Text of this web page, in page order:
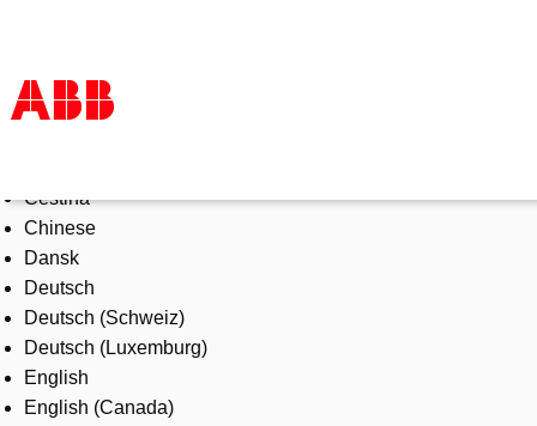
Products & Solutions
Industries
Services
About us
Where to buy
Contact us
Careers
Čeština
Chinese
Dansk
Deutsch
Deutsch (Schweiz)
Deutsch (Luxemburg)
English
English (Canada)